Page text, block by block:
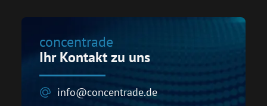
concentrade
Ihr Kontakt zu uns
info@concentrade.de